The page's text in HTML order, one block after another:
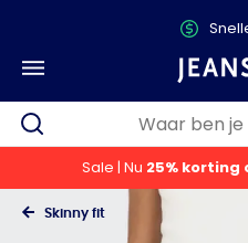
Sale | Nu 25%
Skinny fit